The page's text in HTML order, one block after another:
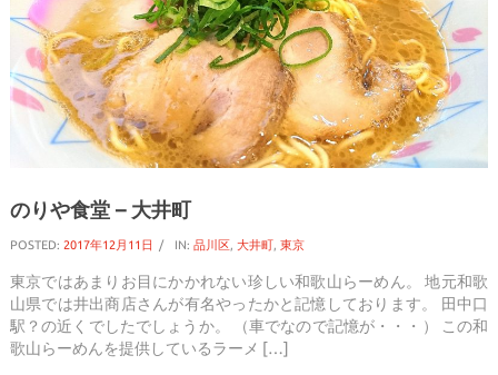
のりや食堂 – 大井町
POSTED: 2017年12月11日 IN: 品川区, 大井町, 東京
東京ではあまりお目にかかれない珍しい和歌山らーめん。 地元和歌
山県では井出商店さんが有名やったかと記憶しております。 田中口
駅？の近くでしたでしょうか。 （車でなので記憶が・・・） この和
歌山らーめんを提供しているラーメ […]